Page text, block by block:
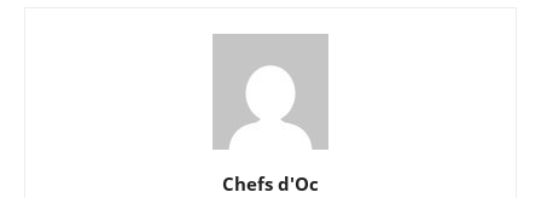
Chefs d'Oc